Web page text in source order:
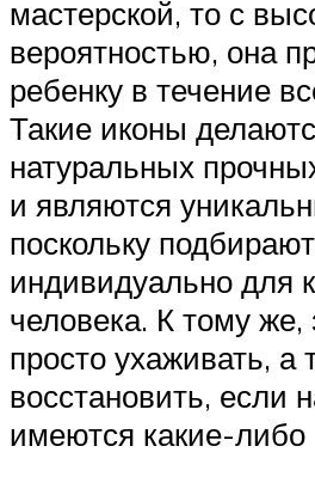
мастерской, то с
вероятностью, она
ребенку в течение
Такие иконы
натуральных
и являются
поскольку
индивидуально для
человека. К тому же,
просто ухаживать, а
восстановить, если
имеются какие-